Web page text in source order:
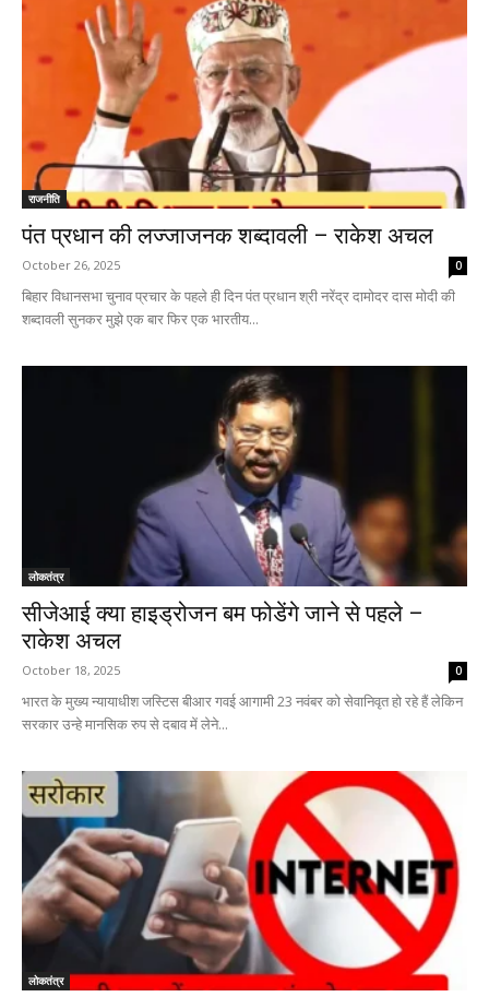
राजनीति
पंत प्रधान की लज्जाजनक शब्दावली – राकेश अचल
October 26, 2025 0
बिहार विधानसभा चुनाव प्रचार के पहले ही दिन पंत प्रधान श्री नरेंद्र दामोदर दास मोदी की
शब्दावली सुनकर मुझे एक बार फिर एक भारतीय...
लोकतंत्र
सीजेआई क्या हाइड्रोजन बम फोडेंगे जाने से पहले –
राकेश अचल
October 18, 2025 0
भारत के मुख्य न्यायाधीश जस्टिस बीआर गवई आगामी 23 नवंबर को सेवानिवृत हो रहे हैं लेकिन
सरकार उन्हे मानसिक रुप से दबाव में लेने...
लोकतंत्र